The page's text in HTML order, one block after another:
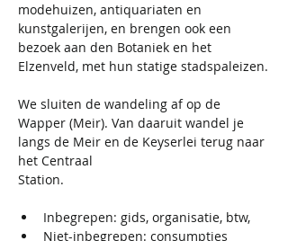
modehuizen, antiquariaten en
kunstgalerijen, en brengen ook een
bezoek aan den Botaniek en het
Elzenveld, met hun statige stadspaleizen.
We sluiten de wandeling af op de
Wapper (Meir). Van daaruit wandel je
langs de Meir en de Keyserlei terug naar
het Centraal
Station.
Inbegrepen: gids, organisatie, btw,
Niet-inbegrepen: consumpties